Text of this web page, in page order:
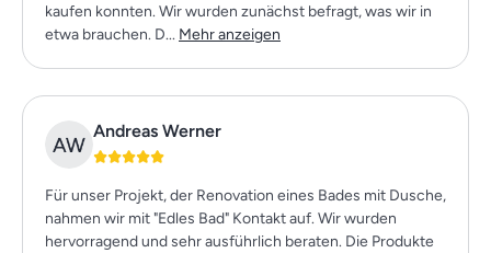
kaufen konnten. Wir wurden zunächst befragt, was wir in
etwa brauchen. D... Mehr anzeigen
Andreas Wer­ner
Für unser Projekt, der Renovation eines Bades mit Dusche,
nahmen wir mit "Edles Bad" Kontakt auf. Wir wurden
hervorragend und sehr ausführlich beraten. Die Produkte